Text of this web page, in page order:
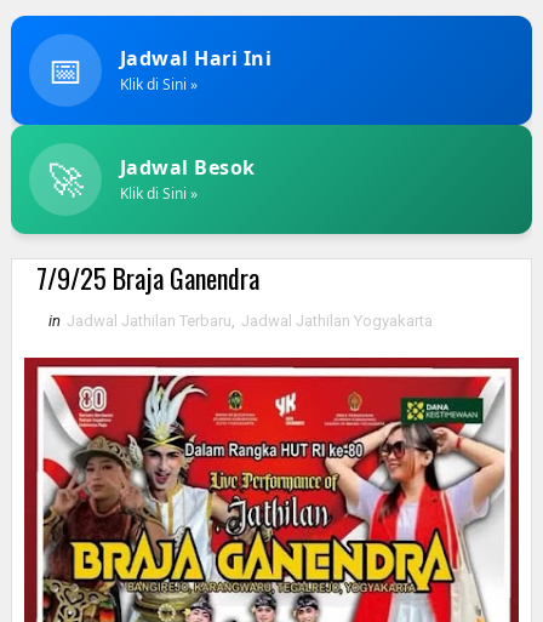
📅 Jadwal Hari Ini
Klik di Sini »
🚀 Jadwal Besok
Klik di Sini »
7/9/25 Braja Ganendra
in Jadwal Jathilan Terbaru Jadwal Jathilan Yogyakarta